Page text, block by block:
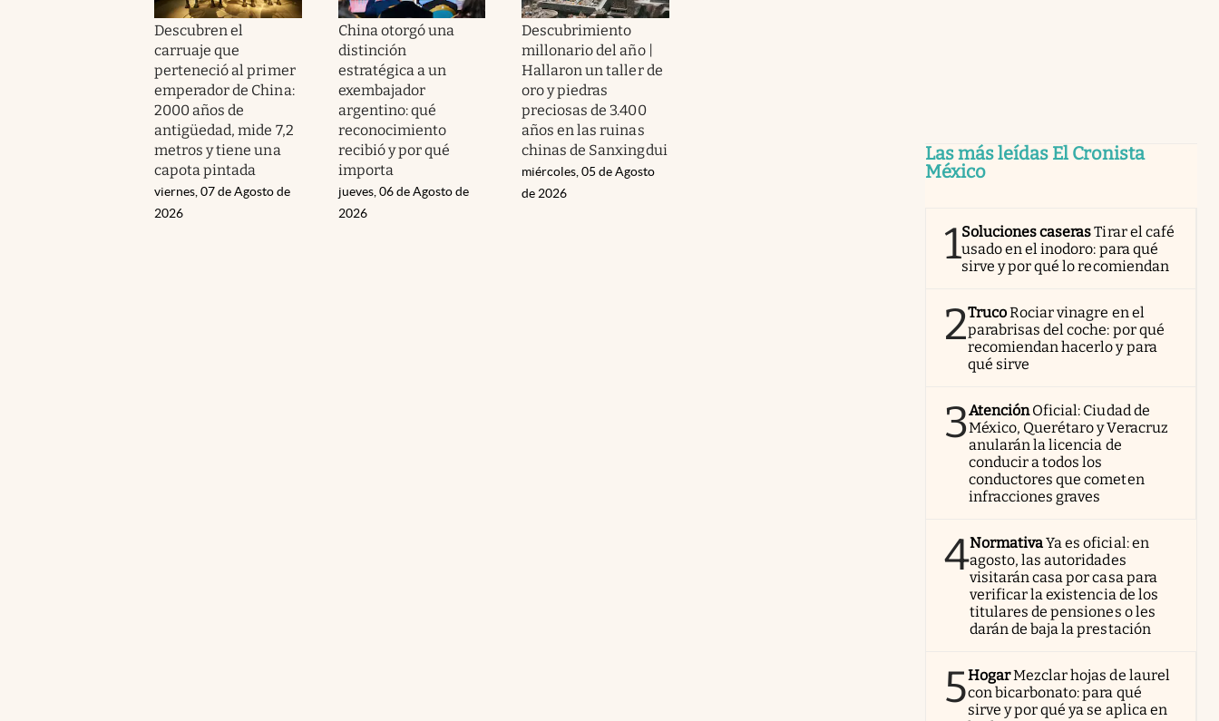
Descubren el
carruaje que
perteneció al primer
emperador de China:
2000 años de
antigüedad, mide 7,2
metros y tiene una
capota pintada
viernes, 07 de Agosto de
2026
China otorgó una
distinción
estratégica a un
exembajador
argentino: qué
reconocimiento
recibió y por qué
importa
jueves, 06 de Agosto de
2026
Descubrimiento
millonario del año |
Hallaron un taller de
oro y piedras
preciosas de 3.400
años en las ruinas
chinas de Sanxingdui
miércoles, 05 de Agosto
de 2026
Las más leídas El Cronista
México
1Soluciones caserasTirar el café
usado en el inodoro: para qué
sirve y por qué lo recomiendan
2TrucoRociar vinagre en el
parabrisas del coche: por qué
recomiendan hacerlo y para
qué sirve
3AtenciónOficial: Ciudad de
México, Querétaro y Veracruz
anularán la licencia de
conducir a todos los
conductores que cometen
infracciones graves
4NormativaYa es oficial: en
agosto, las autoridades
visitarán casa por casa para
verificar la existencia de los
titulares de pensiones o les
darán de baja la prestación
5HogarMezclar hojas de laurel
con bicarbonato: para qué
sirve y por qué ya se aplica en